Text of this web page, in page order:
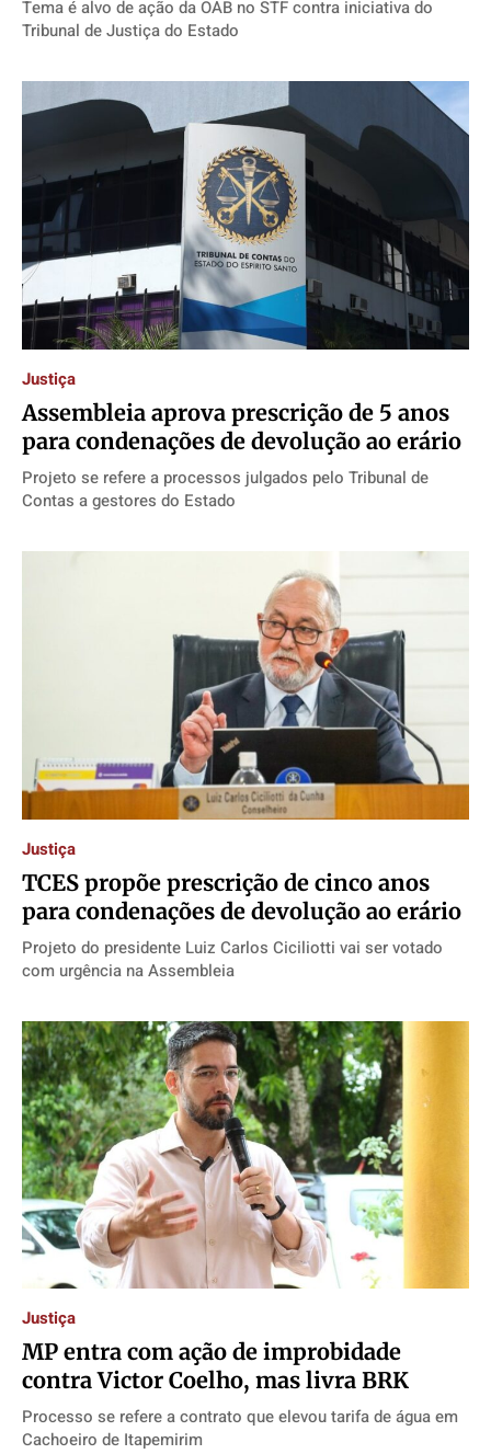
Tema é alvo de ação da OAB no STF contra iniciativa do
Tribunal de Justiça do Estado
Justiça
Assembleia aprova prescrição de 5 anos
para condenações de devolução ao erário
Projeto se refere a processos julgados pelo Tribunal de
Contas a gestores do Estado
Justiça
TCES propõe prescrição de cinco anos
para condenações de devolução ao erário
Projeto do presidente Luiz Carlos Ciciliotti vai ser votado
com urgência na Assembleia
Justiça
MP entra com ação de improbidade
contra Victor Coelho, mas livra BRK
Processo se refere a contrato que elevou tarifa de água em
Cachoeiro de Itapemirim